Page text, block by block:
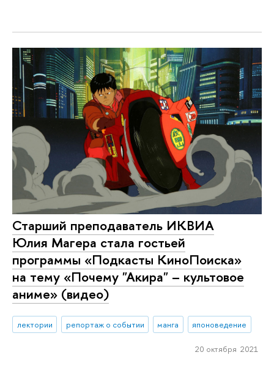
Старший преподаватель ИКВИА
Юлия Магера стала гостьей
программы «Подкасты КиноПоиска»
на тему «Почему "Акира" – культовое
аниме» (видео)
лектории репортаж о событии манга японоведение
20 октября 2021